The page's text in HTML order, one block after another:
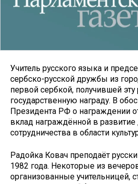
Учитель русского языка и
сербско-русской дружбы из
первой сербкой, получившей
государственную награду. В
Президента РФ о награждении
вклад награждённой в развитие
сотрудничества в области
Радойка Ковач преподаёт
1982 года. Некоторые из
организованные учительницей,